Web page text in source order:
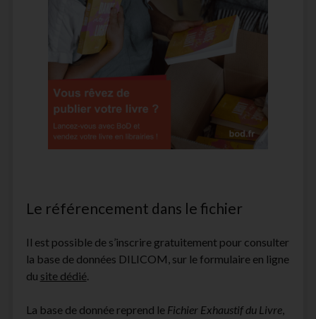
Le référencement dans le fichier
Il est possible de s’inscrire gratuitement pour consulter
la base de données DILICOM, sur le formulaire en ligne
du site dédié.
La base de donnée reprend le Fichier Exhaustif du Livre,